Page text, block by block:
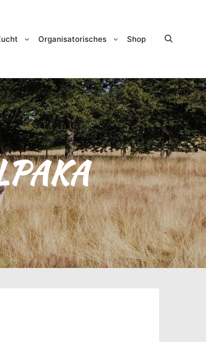
Organisatorisches Shop